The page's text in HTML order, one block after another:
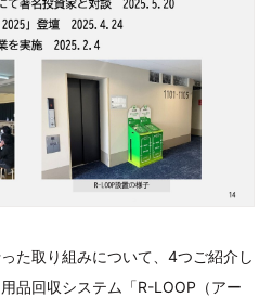
た取り組みについて、4つご紹介し
品回収システム「R-LOOP（アー